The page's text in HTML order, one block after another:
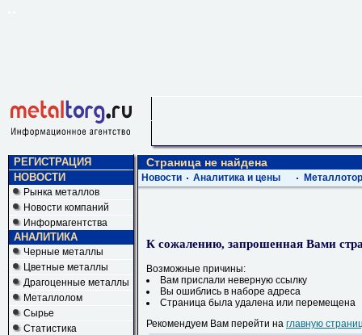
РЕГИСТРАЦИЯ
НОВОСТИ
Рынка металлов
Новости компаний
Информагентства
АНАЛИТИКА
Черные металлы
Цветные металлы
Драгоценные металлы
Металлолом
Сырье
Статистика
Страница не найдена
Новости Аналитика и цены
К сожалению, запрошенная Вами
Возможные причины:
Вам прислали неверную ссылку
Вы ошиблись в наборе адреса
Страница была удалена или перемещена
Рекомендуем Вам перейти на главную